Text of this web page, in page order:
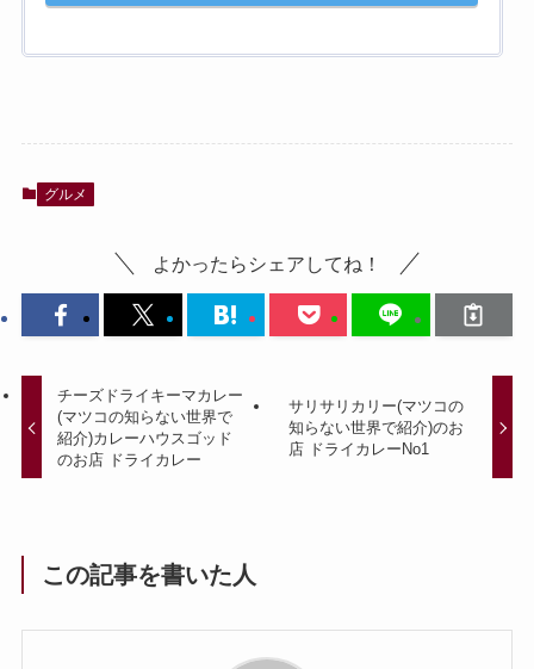
グルメ
よかったらシェアしてね！
チーズドライキーマカレー
(マツコの知らない世界で
紹介)カレーハウスゴッド
のお店 ドライカレー
サリサリカリー(マツコの
知らない世界で紹介)のお
店 ドライカレーNo1
この記事を書いた人